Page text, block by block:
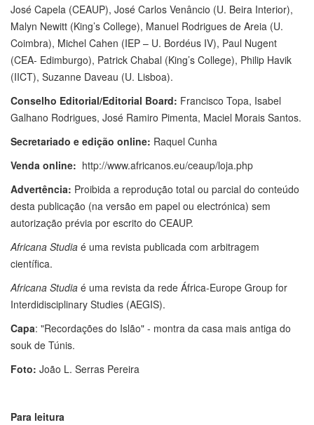
José Capela (CEAUP), José Carlos Venâncio (U. Beira Interior),
Malyn Newitt (King’s College), Manuel Rodrigues de Areia (U.
Coimbra), Michel Cahen (IEP – U. Bordéus IV), Paul Nugent
(CEA- Edimburgo), Patrick Chabal (King’s College), Philip Havik
(IICT), Suzanne Daveau (U. Lisboa).
Conselho Editorial/Editorial Board: Francisco Topa, Isabel
Galhano Rodrigues, José Ramiro Pimenta, Maciel Morais Santos.
Secretariado e edição online: Raquel Cunha
Venda online: http://www.africanos.eu/ceaup/loja.php
Advertência: Proibida a reprodução total ou parcial do conteúdo
desta publicação (na versão em papel ou electrónica) sem
autorização prévia por escrito do CEAUP.
Africana Studia é uma revista publicada com arbitragem
científica.
Africana Studia é uma revista da rede África-Europe Group for
Interdidisciplinary Studies (AEGIS).
Capa: "Recordações do Islão" - montra da casa mais antiga do
souk de Túnis.
Foto: João L. Serras Pereira
Para leitura